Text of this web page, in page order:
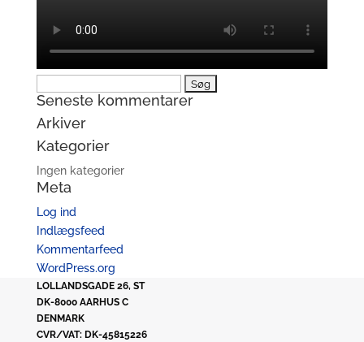
efter:
Seneste kommentarer
Arkiver
Kategorier
Ingen kategorier
Meta
Log ind
Indlægsfeed
Kommentarfeed
WordPress.org
LOLLANDSGADE 26, ST
DK-8000 AARHUS C
DENMARK
CVR/VAT: DK-45815226